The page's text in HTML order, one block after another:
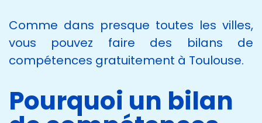
Comme dans presque toutes les villes,
vous pouvez faire des bilans de
compétences gratuitement à Toulouse.
Pourquoi un bilan